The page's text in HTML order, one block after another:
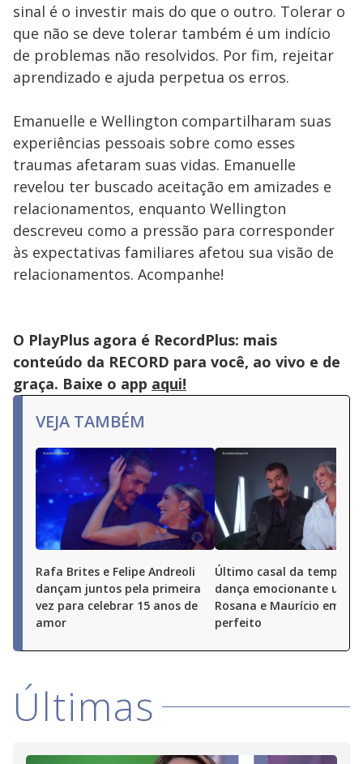
sinal é o investir mais do que o outro. Tolerar o
que não se deve tolerar também é um indício
de problemas não resolvidos. Por fim, rejeitar
aprendizado e ajuda perpetua os erros.
Emanuelle e Wellington compartilharam suas
experiências pessoais sobre como esses
traumas afetaram suas vidas. Emanuelle
revelou ter buscado aceitação em amizades e
relacionamentos, enquanto Wellington
descreveu como a pressão para corresponder
às expectativas familiares afetou sua visão de
relacionamentos. Acompanhe!
O PlayPlus agora é RecordPlus: mais
conteúdo da RECORD para você, ao vivo e de
graça. Baixe o app aqui!
VEJA TAMBÉM
Rafa Brites e Felipe Andreoli
dançam juntos pela primeira
vez para celebrar 15 anos de
amor
Último casal da
dança emocionante une
Rosana e Maurício em
perfeito
Últimas